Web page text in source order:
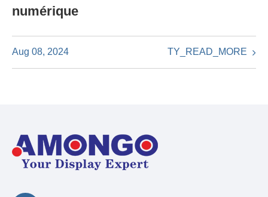
numérique
Aug 08, 2024 TY_READ_MORE